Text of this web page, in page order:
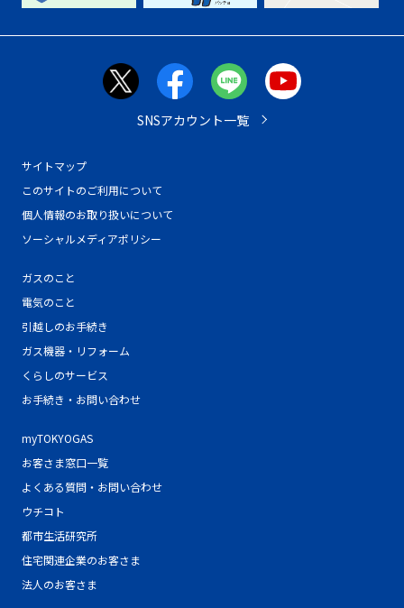
サイトマップ
このサイトのご利用について
個人情報のお取り扱いについて
ソーシャルメディアポリシー
ガスのこと
電気のこと
引越しのお手続き
ガス機器・リフォーム
くらしのサービス
お手続き・お問い合わせ
myTOKYOGAS
お客さま窓口一覧
よくある質問・お問い合わせ
ウチコト
都市生活研究所
住宅関連企業のお客さま
法人のお客さま
SNSアカウント一覧